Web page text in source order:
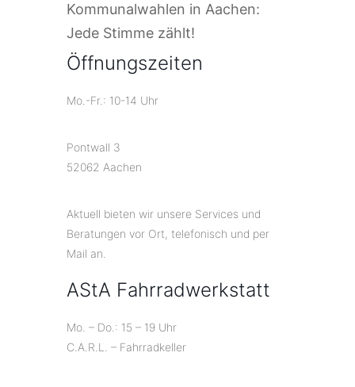
Kommunalwahlen in Aachen:
Jede Stimme zählt!
Öffnungszeiten
Mo.-Fr.: 10-14 Uhr
Pontwall 3
52062 Aachen
Aktuell bieten wir unsere Services und
Beratungen vor Ort, telefonisch und per
Mail an.
AStA Fahrradwerkstatt
Mo. – Do.: 15 – 19 Uhr
C.A.R.L. – Fahrradkeller